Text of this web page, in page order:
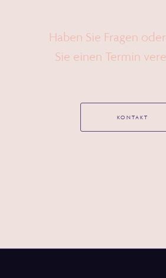
Haben Sie Fragen
Sie einen Termin
KONTAKT